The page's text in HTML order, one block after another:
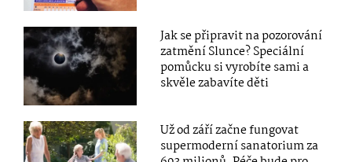
Jak se připravit na pozorování
zatmění Slunce? Speciální
pomůcku si vyrobíte sami a
skvěle zabavíte děti
Už od září začne fungovat
supermoderní sanatorium za